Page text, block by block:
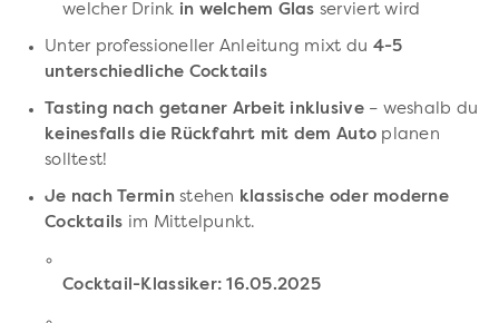
welcher Drink in welchem Glas serviert wird
Unter professioneller Anleitung mixt du 4-5
unterschiedliche Cocktails
Tasting nach getaner Arbeit inklusive– weshalb du
keinesfalls die Rückfahrt mit dem Auto planen
solltest!
Je nach Terminstehen klassische oder moderne
Cocktails im Mittelpunkt.
Cocktail-Klassiker: 16.05.2025